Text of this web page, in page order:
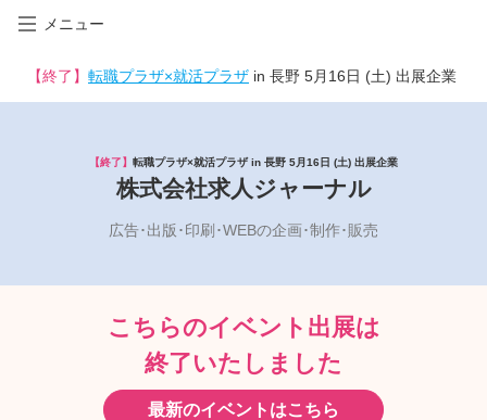
メニュー
【終了】 転職プラザ×就活プラザ in 長野 5月16日 (土) 出展企業
【終了】 転職プラザ×就活プラザ in 長野 5月16日 (土) 出展企業
株式会社求人ジャーナル
広告･出版･印刷･WEBの企画･制作･販売
こちらのイベント出展は
終了いたしました
最新のイベントはこちら